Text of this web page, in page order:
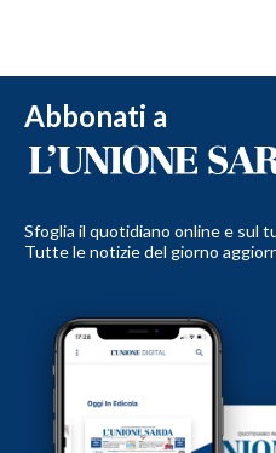
Abbonati a
Sfoglia il quotidiano online e sul
Tutte le notizie del giorno